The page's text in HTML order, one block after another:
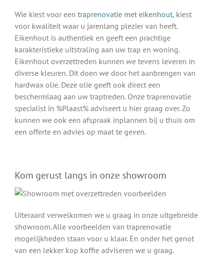
Wie kiest voor een traprenovatie met eikenhout, kiest
voor kwaliteit waar u jarenlang plezier van heeft.
Eikenhout is authentiek en geeft een prachtige
karakteristieke uitstraling aan uw trap en woning.
Eikenhout overzettreden kunnen we tevens leveren in
diverse kleuren. Dit doen we door het aanbrengen van
hardwax olie. Deze olie geeft ook direct een
beschermlaag aan uw traptreden. Onze traprenovatie
specialist in %Plaast% adviseert u hier graag over. Zo
kunnen we ook een afspraak inplannen bij u thuis om
een offerte en advies op maat te geven.
Kom gerust langs in onze showroom
Uiteraard verwelkomen we u graag in onze uitgebreide
showroom. Alle voorbeelden van traprenovatie
mogelijkheden staan voor u klaar. En onder het genot
van een lekker kop koffie adviseren we u graag.